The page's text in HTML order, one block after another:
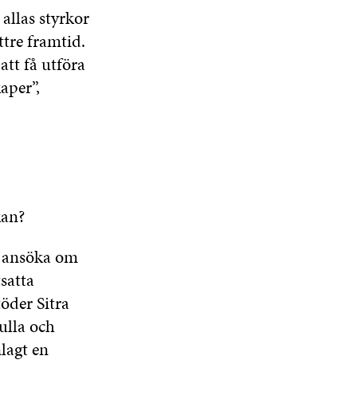
styrkor
framtid.
få utföra
om
Sitra
och
en